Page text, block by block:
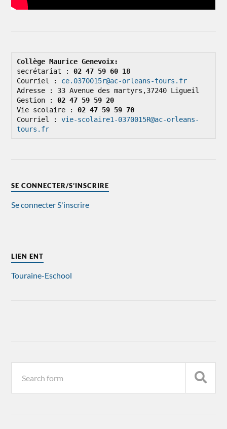
Collège Maurice Genevoix:
secrétariat : 02 47 59 60 18
Courriel : ce.0370015r@ac-orleans-tours.fr
Adresse : 33 Avenue des martyrs,37240 Ligueil
Gestion : 02 47 59 59 20
Vie scolaire : 02 47 59 59 70
Courriel : vie-scolaire1-0370015R@ac-orleans-
tours.fr
SE CONNECTER/S’INSCRIRE
Se connecter S'inscrire
LIEN ENT
Touraine-Eschool